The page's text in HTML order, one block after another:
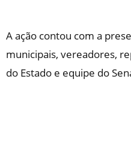
A ação contou com a
municipais, vereadores,
do Estado e equipe do